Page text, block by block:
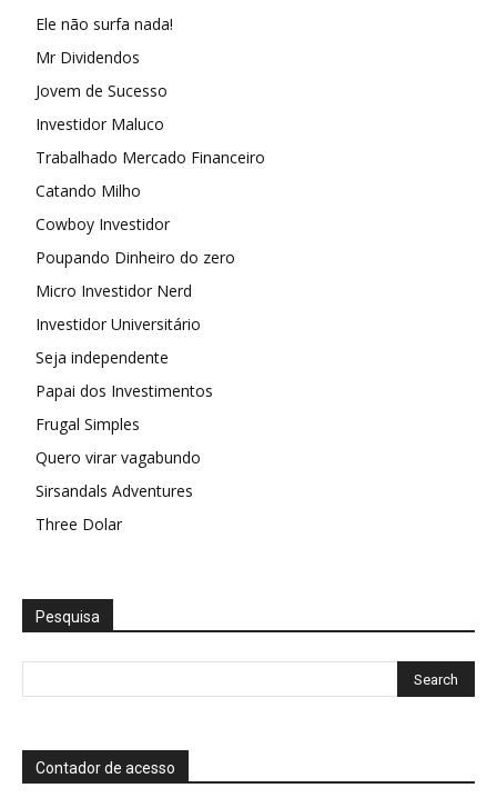
Ele não surfa nada!
Mr Dividendos
Jovem de Sucesso
Investidor Maluco
Trabalhado Mercado Financeiro
Catando Milho
Cowboy Investidor
Poupando Dinheiro do zero
Micro Investidor Nerd
Investidor Universitário
Seja independente
Papai dos Investimentos
Frugal Simples
Quero virar vagabundo
Sirsandals Adventures
Three Dolar
Pesquisa
Contador de acesso